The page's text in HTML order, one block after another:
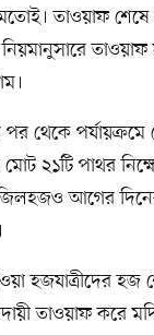
তাওয়াফ শেষে
তাওয়াফ
থেকে
২১টি পাথর
আগের
হজযাত্রীদের হজ
তাওয়াফ করে